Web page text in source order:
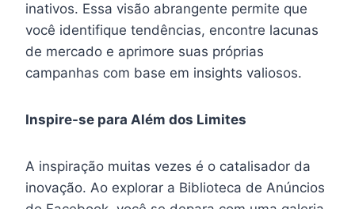
inativos. Essa visão abrangente permite que
você identifique tendências, encontre lacunas
de mercado e aprimore suas próprias
campanhas com base em insights valiosos.
Inspire-se para Além dos Limites
A inspiração muitas vezes é o catalisador da
inovação. Ao explorar a Biblioteca de Anúncios